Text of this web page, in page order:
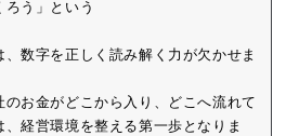
ろう」という
数字を正しく読み解く力が欠かせま
お金がどこから入り、どこへ流れて
経営環境を整える第一歩となりま